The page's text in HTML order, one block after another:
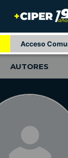
Acceso
AUTORES